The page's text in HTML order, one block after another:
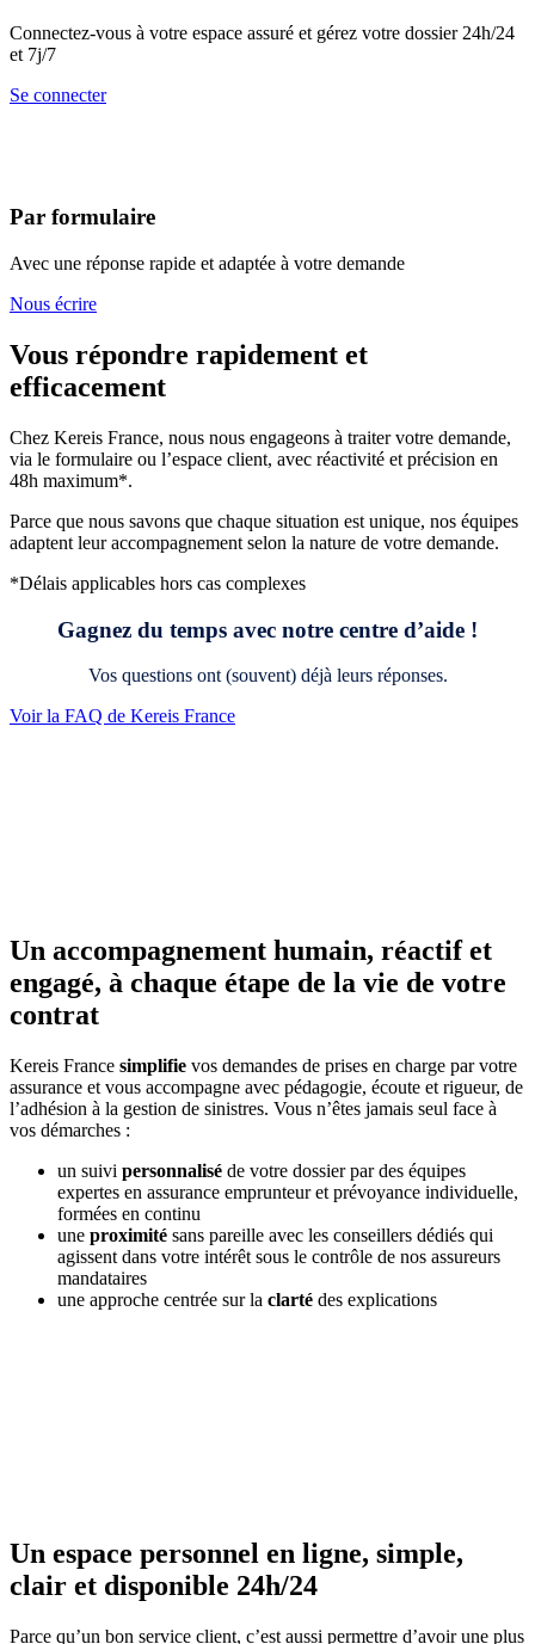
Connectez-vous à votre espace assuré et gérez votre dossier 24h/24
et 7j/7
Se connecter
Par formulaire
Avec une réponse rapide et adaptée à votre demande
Nous écrire
Vous répondre rapidement et
efficacement
Chez Kereis France, nous nous engageons à traiter votre demande,
via le formulaire ou l’espace client, avec réactivité et précision en
48h maximum*.
Parce que nous savons que chaque situation est unique, nos équipes
adaptent leur accompagnement selon la nature de votre demande.
*Délais applicables hors cas complexes
Gagnez du temps avec notre centre d’aide !
Vosquestions ont (souvent) déjà leurs réponses.
Voir la FAQ de Kereis France
Un accompagnement humain, réactif et
engagé, à chaque étape de la vie de votre
contrat
Kereis France simplifie vos demandes de prises en charge par votre
assurance et vous accompagne avec pédagogie, écoute et rigueur, de
l’adhésion à la gestion de sinistres. Vous n’êtes jamais seul face à
vos démarches :
un suivi personnalisé de votre dossier par des équipes
expertes en assurance emprunteur et prévoyance individuelle,
formées en continu
une proximité sans pareille avec les conseillers dédiés qui
agissent dans votre intérêt sous le contrôle de nos assureurs
mandataires
une approche centrée sur la clarté des explications
Un espace personnel en ligne, simple,
clair et disponible 24h/24
Parce qu’un bon service client, c’est aussi permettre d’avoir une plus